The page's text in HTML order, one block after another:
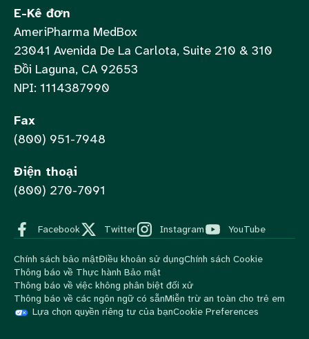
E-Kê đơn
AmeriPharma MedBox
23041 Avenida De La Carlota, Suite 210 & 310
Đồi Laguna, CA 92653
NPI: 1114387990
Fax
(800) 951-7948
Điện thoại
(800) 270-7091
Facebook Twitter Instagram YouTube
Chính sách bảo mậtĐiều khoản sử dụngChính sách Cookie
Thông báo về Thực hành Bảo mật
Thông báo về việc không phân biệt đối xử
Thông báo về các ngôn ngữ có sẵnMiễn trừ an toàn cho trẻ em
Lựa chọn quyền riêng tư của bạnCookie Preferences